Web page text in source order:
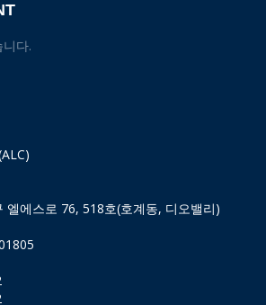
엘에스로 76, 518호(호계동, 디오밸리)
다.